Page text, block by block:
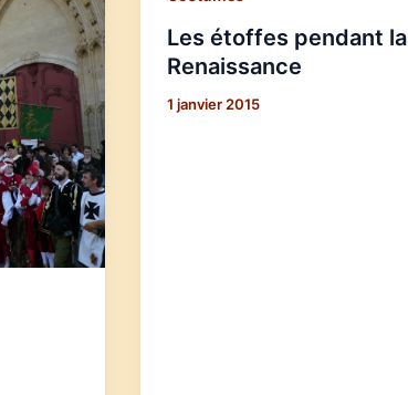
Les étoffes pendant la
Renaissance
1 janvier 2015